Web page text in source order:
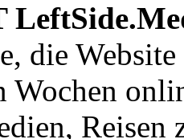
die Website
Wochen
Reisen